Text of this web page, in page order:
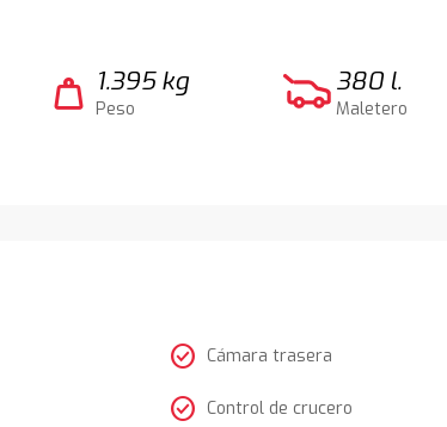
weight 1.395 kg
Peso
380 l.
Maletero
check_circle Cámara trasera
check_circle Control de crucero